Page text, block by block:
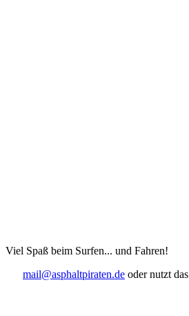
Viel Spaß beim Surfen... und Fahren!
mail@asphaltpiraten.de oder nutzt das